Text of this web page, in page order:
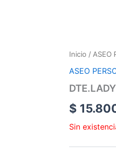
Inicio / ASEO
ASEO
$
Sin